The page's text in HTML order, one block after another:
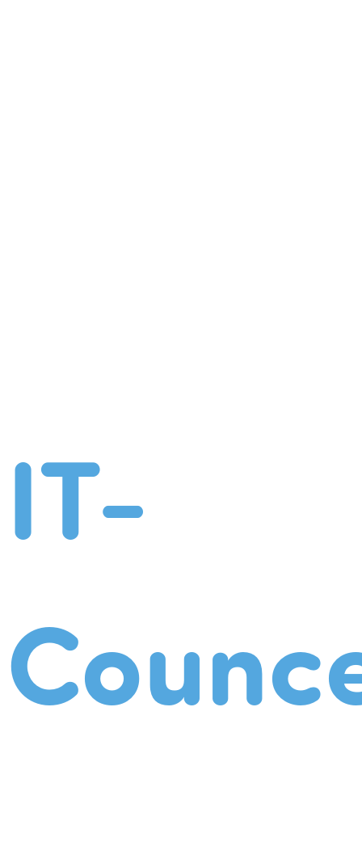
IT-